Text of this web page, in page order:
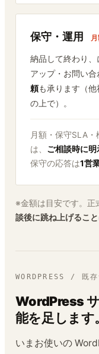
保守・運用
納品して終わり
アップ・お問い合
頼も承ります（
の上で）。
月額・保守SLA
は、 ご相談時に明
保守の応答は1営
※金額は目安です。正
談後に跳ね上げるこ
WORDPRESS / 既存
WordPress
能を足します。
いまお使いの